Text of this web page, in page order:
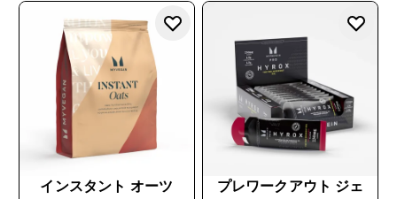
インスタント オーツ
プレワークアウト ジェ